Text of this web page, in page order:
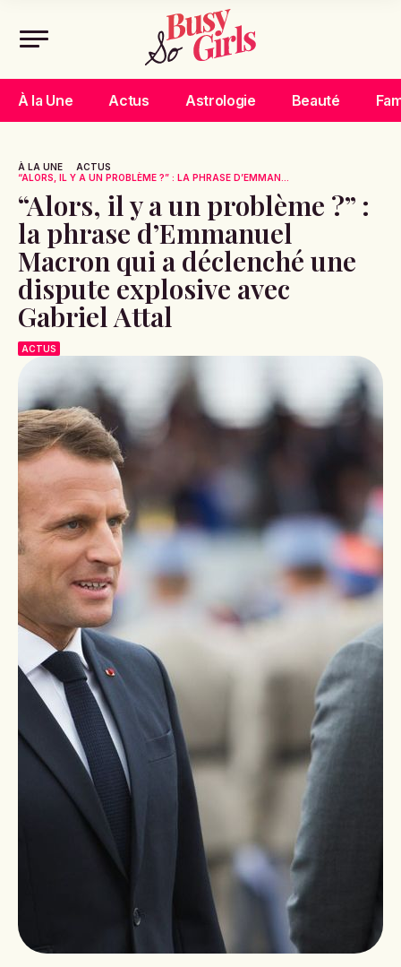
À la Une Actus Astrologie Beauté
À LA UNE
ACTUS
“ALORS, IL Y A UN PROBLÈME ?” : LA PHRASE D’EMMAN...
“Alors, il y a un problème ?” :
la phrase d’Emmanuel
Macron qui a déclenché une
dispute explosive avec
Gabriel Attal
ACTUS